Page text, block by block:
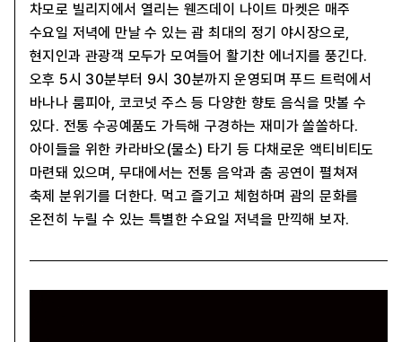
차모로 빌리지에서 열리는 웬즈데이 나이트 마켓은 매주
수요일 저녁에 만날 수 있는 괌 최대의 정기 야시장으로,
현지인과 관광객 모두가 모여들어 활기찬 에너지를 풍긴다.
오후 5시 30분부터 9시 30분까지 운영되며 푸드 트럭에서
바나나 룸피아, 코코넛 주스 등 다양한 향토 음식을 맛볼 수
있다. 전통 수공예품도 가득해 구경하는 재미가 쏠쏠하다.
아이들을 위한 카라바오(물소) 타기 등 다채로운 액티비티도
마련돼 있으며, 무대에서는 전통 음악과 춤 공연이 펼쳐져
축제 분위기를 더한다. 먹고 즐기고 체험하며 괌의 문화를
온전히 누릴 수 있는 특별한 수요일 저녁을 만끽해 보자.